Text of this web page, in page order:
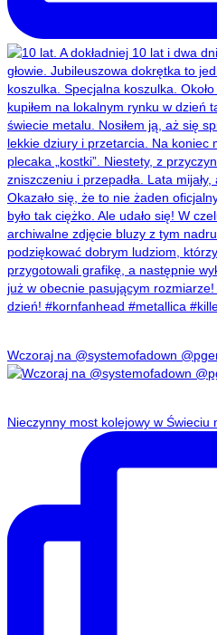
Wczoraj na @systemofadown
Nieczynny most kolejowy w Świeciu